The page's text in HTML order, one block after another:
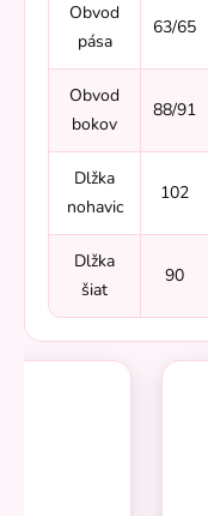
Obvod
pása
63/65
Obvod
bokov
88/91
Dlžka
nohavic
102
Dlžka
šiat
90